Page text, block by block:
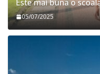
Este mai buna o
05/07/2025